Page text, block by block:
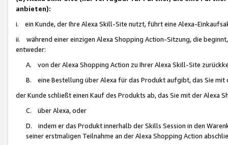
anbieten):
i. ein Kunde, der Ihre Alexa Skill-Site nutzt, führt eine Alexa-
ii. während einer einzigen Alexa Shopping Action-Sitzung, die
entweder:
A. von der Alexa Shopping Action zu Ihrer Alexa Skill-Site
B. eine Bestellung über Alexa für das Produkt aufgibt, das Sie mit
der Kunde schließt einen Kauf des Produkts ab, das Sie mit der Alexa
C. über Alexa, oder
D. indem er das Produkt innerhalb der Skills Session in den
seiner erstmaligen Teilnahme an der Alexa Shopping Action